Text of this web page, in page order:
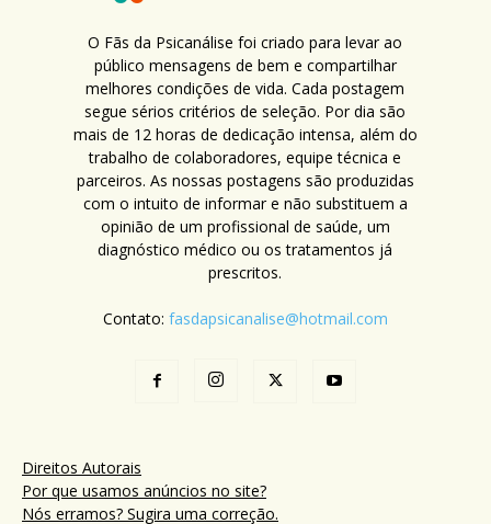
O Fãs da Psicanálise foi criado para levar ao
público mensagens de bem e compartilhar
melhores condições de vida. Cada postagem
segue sérios critérios de seleção. Por dia são
mais de 12 horas de dedicação intensa, além do
trabalho de colaboradores, equipe técnica e
parceiros. As nossas postagens são produzidas
com o intuito de informar e não substituem a
opinião de um profissional de saúde, um
diagnóstico médico ou os tratamentos já
prescritos.
Contato: fasdapsicanalise@hotmail.com
Direitos Autorais
Por que usamos anúncios no site?
Nós erramos? Sugira uma correção.